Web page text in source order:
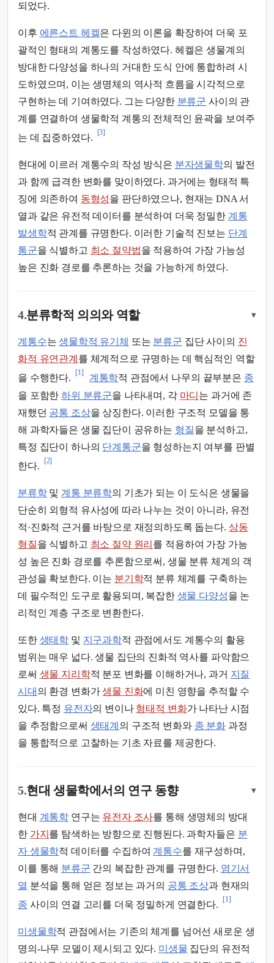
되었다.
이후 에른스트 헤켈은 다윈의 이론을 확장하여 더욱 포
괄적인 형태의 계통도를 작성하였다. 헤켈은 생물계의
방대한 다양성을 하나의 거대한 도식 안에 통합하려 시
도하였으며, 이는 생명체의 역사적 흐름을 시각적으로
구현하는 데 기여하였다. 그는 다양한 분류군 사이의 관
계를 연결하여 생물학적 계통의 전체적인 윤곽을 보여주
는 데 집중하였다.
[3]
현대에 이르러 계통수의 작성 방식은 분자생물학의 발전
과 함께 급격한 변화를 맞이하였다. 과거에는 형태적 특
징에 의존하여 동형성을 판단하였으나, 현재는 DNA 서
열과 같은 유전적 데이터를 분석하여 더욱 정밀한 계통
발생학적 관계를 규명한다. 이러한 기술적 진보는 단계
통군을 식별하고 최소 절약법을 적용하여 가장 가능성
높은 진화 경로를 추론하는 것을 가능하게 하였다.
4.분류학적 의의와 역할 ▾
계통수는생물학적 유기체 또는 분류군 집단 사이의 진
화적 유연관계 를 체계적으로 규명하는 데 핵심적인 역할
을 수행한다.
[1]
계통학적 관점에서 나무의 끝부분은 종
을 포함한하위 분류군을 나타내며, 각 마디 는 과거에 존
재했던 공통 조상을 상징한다. 이러한 구조적 모델을 통
해 과학자들은 생물 집단이 공유하는 형질을 분석하고,
특정 집단이 하나의 단계통군을 형성하는지 여부를 판별
한다.
[2]
분류학및 계통 분류학의 기초가 되는 이 도식은 생물을
단순히 외형적 유사성에 따라 나누는 것이 아니라, 유전
적·진화적 근거를 바탕으로 재정의하도록 돕는다. 상동
형질을 식별하고 최소 절약 원리 를 적용하여 가장 가능
성 높은 진화 경로를 추론함으로써, 생물 분류 체계의 객
관성을 확보한다. 이는 분기학적 분류 체계를 구축하는
데 필수적인 도구로 활용되며, 복잡한 생물 다양성을 논
리적인 계층 구조로 변환한다.
또한 생태학 및 지구과학적 관점에서도 계통수의 활용
범위는 매우 넓다. 생물 집단의 진화적 역사를 파악함으
로써 생물 지리학적 분포 변화를 이해하거나, 과거 지질
시대 의 환경 변화가생물 진화에 미친 영향을 추적할 수
있다. 특정 유전자의 변이나 형태적 변화가 나타난 시점
을 추정함으로써 생태계 의 구조적 변화와 종 분화과정
을 통합적으로 고찰하는 기초 자료를 제공한다.
5.현대 생물학에서의 연구 동향 ▾
현대 계통학 연구는 유전자 조사를 통해 생명체의 방대
한 가지 를 탐색하는 방향으로 진행된다. 과학자들은 분
자 생물학적 데이터를 수집하여 계통수를 재구성하며,
이를 통해 분류군 간의 복잡한 관계를 규명한다. 염기서
열 분석을 통해 얻은 정보는 과거의 공통 조상과 현재의
종 사이의 연결 고리를 더욱 정밀하게 연결한다.
[1]
미생물학적 관점에서는 기존의 체계를 넘어선 새로운 생
명의-나무 모델이 제시되고 있다. 미생물 집단의 유전적